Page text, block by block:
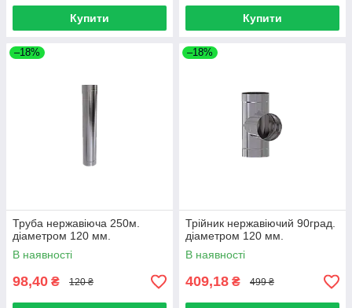
Купити Купити
–18%
Труба нержавіюча 250м.
діаметром 120 мм.
В наявності
98,40 ₴ 120 ₴
–18%
Трійник нержавіючий 90град.
діаметром 120 мм.
В наявності
409,18 ₴ 499 ₴